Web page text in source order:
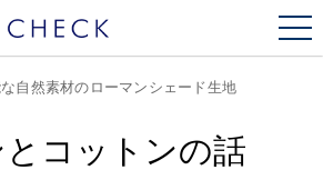
自然素材のローマンシェード生地
とコットンの話